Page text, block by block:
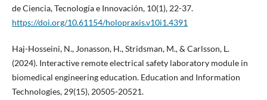
de Ciencia, Tecnología e Innovación, 10(1), 22-37.
https://doi.org/10.61154/holopraxis.v10i1.4391
Haj-Hosseini, N., Jonasson, H., Stridsman, M., & Carlsson, L.
(2024). Interactive remote electrical safety laboratory module in
biomedical engineering education. Education and Information
Technologies, 29(15), 20505-20521.